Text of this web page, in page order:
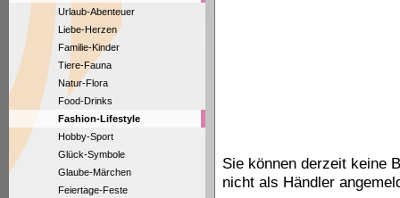
Urlaub-Abenteuer
Liebe-Herzen
Familie-Kinder
Tiere-Fauna
Natur-Flora
Food-Drinks
Fashion-Lifestyle
Hobby-Sport
Glück-Symbole
Glaube-Märchen
Feiertage-Feste
Sie können derzeit keine
nicht als Händler